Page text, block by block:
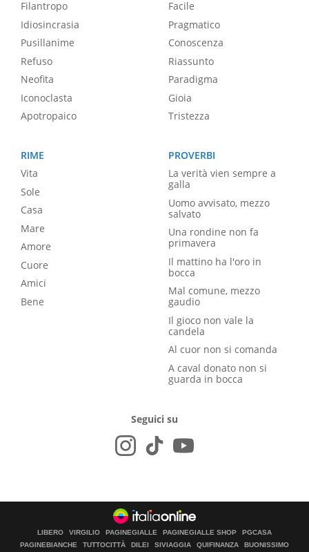
Filantropo
Idiosincrasia
Pusillanime
Refuso
Neofita
Iconoclasta
Apotropaico
Facile
Pragmatico
Conoscenza
Riassunto
Paradigma
Gioia
Tristezza
RIME
Vita
Sole
Casa
Mare
Amore
Cuore
Amici
Bene
PROVERBI
La verità vien sempre a
galla
Uomo avvisato, mezzo
salvato
Una rondine non fa
primavera
Il mattino ha l'oro in
bocca
Mal comune, mezzo
gaudio
Il gioco non vale la
candela
Al cuor non si comanda
A caval donato non si
guarda in bocca
Seguici su
LIBERO VIRGILIO PAGINEGIALLE PAGINEGIALLE SHOP
PGCASA
PAGINEBIANCHE
TUTTOCITTÀ DILEI SIVIAGGIA QUIFINANZA BUONISSIMO